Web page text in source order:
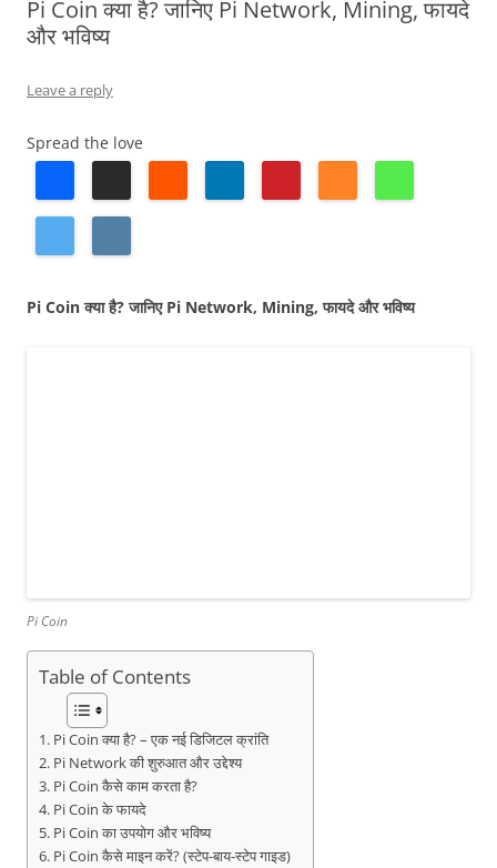
Pi Coin क्या है? जानिए Pi Network, Mining, फायदे
और भविष्य
Leave a reply
Spread the love
Pi Coin क्या है? जानिए Pi Network, Mining, फायदे और भविष्य
Pi Coin
Table of Contents
Pi Coin क्या है? – एक नई डिजिटल क्रांति
Pi Network की शुरुआत और उद्देश्य
Pi Coin कैसे काम करता है?
Pi Coin के फायदे
Pi Coin का उपयोग और भविष्य
Pi Coin कैसे माइन करें? (स्टेप-बाय-स्टेप गाइड)